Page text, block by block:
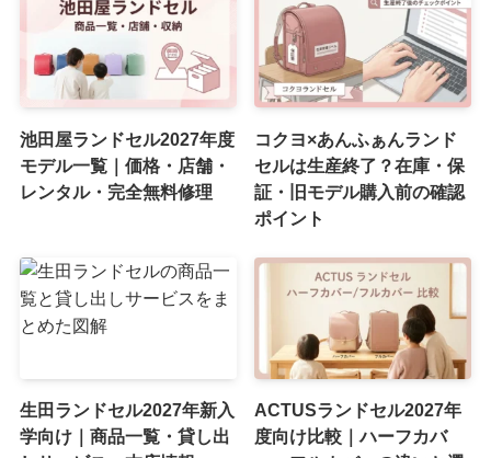
池田屋ランドセル2027年度
モデル一覧｜価格・店舗・
レンタル・完全無料修理
コクヨ×あんふぁんランド
セルは生産終了？在庫・保
証・旧モデル購入前の確認
ポイント
生田ランドセル2027年新入
学向け｜商品一覧・貸し出
ACTUSランドセル2027年
度向け比較｜ハーフカバ